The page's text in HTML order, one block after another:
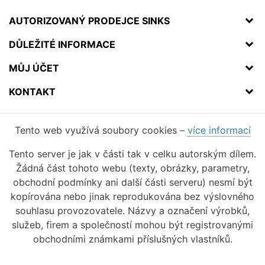
AUTORIZOVANÝ PRODEJCE SINKS
DŮLEŽITÉ INFORMACE
MŮJ ÚČET
KONTAKT
Tento web využívá soubory cookies – více informací
Tento server je jak v části tak v celku autorským dílem.
Žádná část tohoto webu (texty, obrázky, parametry,
obchodní podmínky ani další části serveru) nesmí být
kopírována nebo jinak reprodukována bez výslovného
souhlasu provozovatele. Názvy a označení výrobků,
služeb, firem a společností mohou být registrovanými
obchodními známkami příslušných vlastníků.